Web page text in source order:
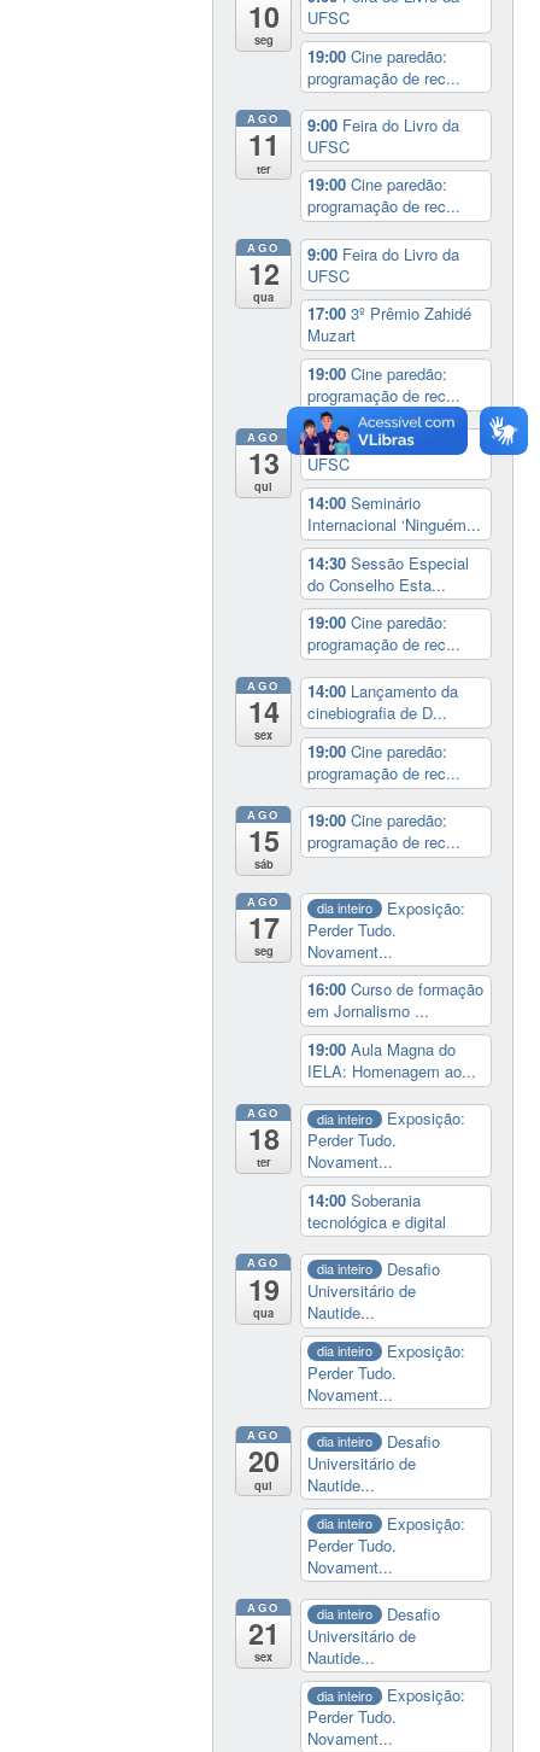
10
seg
UFSC
19:00Cine paredão:
programação de rec...
AGO
11
ter
9:00 Feira do Livro da
UFSC
19:00Cine paredão:
programação de rec...
AGO
12
qua
9:00 Feira do Livro da
UFSC
17:003º Prêmio Zahidé
Muzart
19:00Cine paredão:
programação de rec...
AGO
13
qui
9:00Feira do Livro da
UFSC
14:00Seminário
Internacional ‘Ninguém...
14:30Sessão Especial
do Conselho Esta...
19:00Cine paredão:
programação de rec...
AGO
14
sex
14:00 Lançamento da
cinebiografia de D...
19:00Cine paredão:
programação de rec...
AGO
15
sáb
19:00Cine paredão:
programação de rec...
AGO
17
seg
dia inteiro
Exposição:
Perder Tudo.
Novament...
16:00Curso de formação
em Jornalismo ...
19:00Aula Magna do
IELA: Homenagem ao...
AGO
18
ter
dia inteiro
Exposição:
Perder Tudo.
Novament...
14:00Soberania
tecnológica e digital
AGO
19
qua
dia inteiro
Desafio
Universitário de
Nautide...
dia inteiro
Exposição:
Perder Tudo.
Novament...
AGO
20
qui
dia inteiro
Desafio
Universitário de
Nautide...
dia inteiro
Exposição:
Perder Tudo.
Novament...
AGO
21
sex
dia inteiro
Desafio
Universitário de
Nautide...
dia inteiro
Exposição:
Perder Tudo.
Novament...